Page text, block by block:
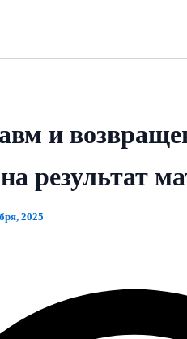
и
результат
2025